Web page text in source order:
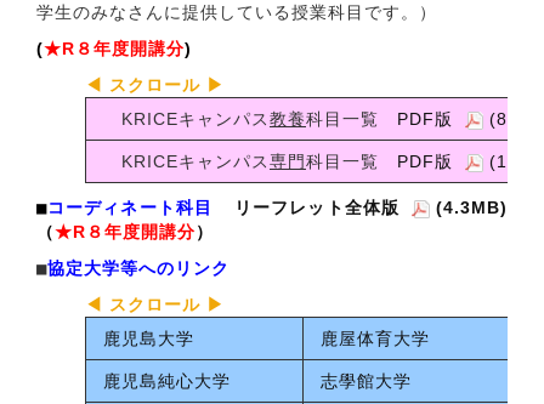
学生のみなさんに提供している授業科目です。）
(★R８年度開講分)
KRICEキャンパス教養科目一覧 PDF版
KRICEキャンパス専門科目一覧 PDF版
■コーディネート科目 リーフレット全体版
(4.3MB)
（★R８年度開講分）
■協定大学等へのリンク
鹿児島大学 鹿屋体育大学
鹿児島純心大学 志學館大学